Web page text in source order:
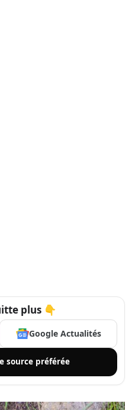
plus 👇
Google Actualités
source préférée